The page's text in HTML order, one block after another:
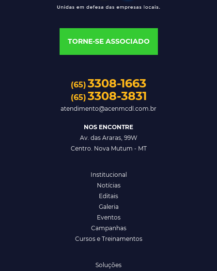
TORNE-SE ASSOCIADO
(65) 3308-1663
(65) 3308-3831
atendimento@acenmcdl.com.br
NOS ENCONTRE
Av. das Araras, 99W
Centro. Nova Mutum - MT
Institucional
Notícias
Editais
Galeria
Eventos
Campanhas
Cursos e Treinamentos
Soluções